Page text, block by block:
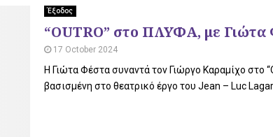
Έξοδος
“OUTRO” στο ΠΛΥΦΑ, με Γιώτα
17 October 2024
Η Γιώτα Φέστα συναντά τον Γιώργο Καραμίχο στο
βασισμένη στο θεατρικό έργο του Jean – Luc